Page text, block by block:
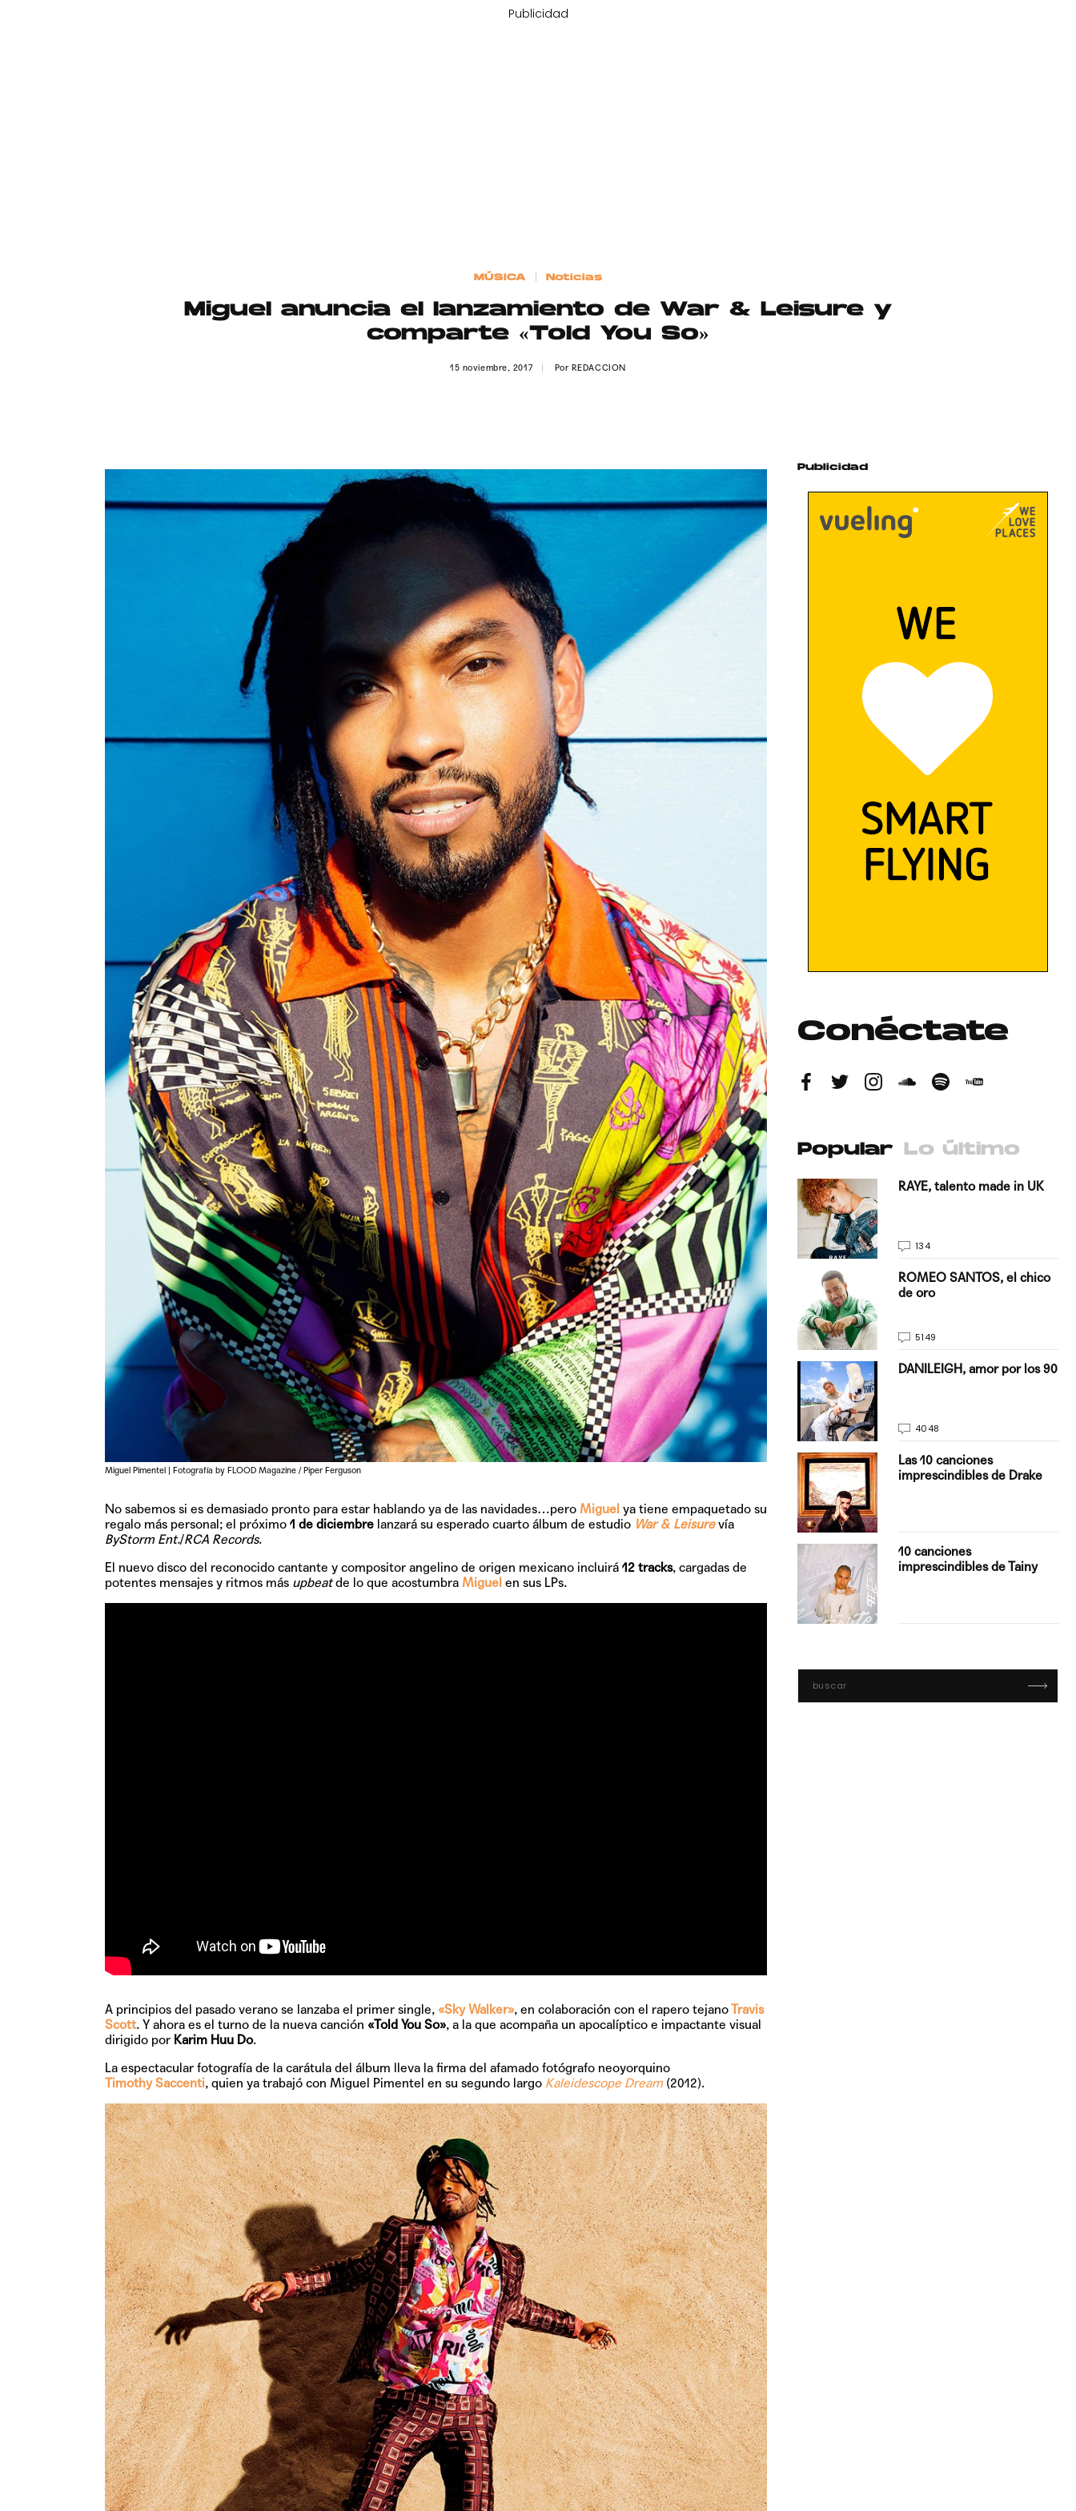
Publicidad
MÚSICA Noticias
Miguel anuncia el lanzamiento de War & Leisure y
comparte «Told You So»
15 noviembre, 2017 Por REDACCION
Miguel Pimentel | Fotografía by FLOOD Magazine / Piper Ferguson
No sabemos si es demasiado pronto para estar hablando ya de las navidades…pero Miguel ya tiene empaquetado su
regalo más personal; el próximo1 de diciembrelanzará su esperado cuarto álbum de estudio War & Leisurevía
ByStorm Ent./RCA Records.
El nuevo disco del reconocido cantante y compositor angelino de origen mexicano incluirá 12 tracks, cargadas de
potentes mensajes y ritmos más upbeatde lo que acostumbra Miguel en sus LPs.
A principios del pasado verano se lanzaba el primer single, «Sky Walker», en colaboración con el rapero tejanoTravis
Scott. Y ahora es el turno de la nueva canción «Told You So», a la que acompaña un apocalíptico e impactante visual
dirigido por Karim Huu Do.
La espectacular fotografía de la carátula del álbum lleva la firma del afamado fotógrafo neoyorquino
Timothy Saccenti, quien ya trabajó con Miguel Pimentel en su segundo largo Kaleidescope Dream(2012).
Publicidad
Conéctate
Popular Lo último
TAINY, adelantado a su
tiempo
NICKI NICOLE, pisando
fuerte
Hablamos con Justin
Quiles de 'La…
GRIFF, el futuro del
sobre 'Bucle', el…
RAYE, talento made in UK
134
ROMEO SANTOS, el chico
de oro
5149
DANILEIGH, amor por los 90
4048
Las 10 canciones
imprescindibles de Drake
10 canciones
imprescindibles de Tainy